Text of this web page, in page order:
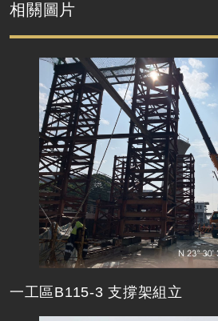
相關圖片
一工區B115-3 支撐架組立